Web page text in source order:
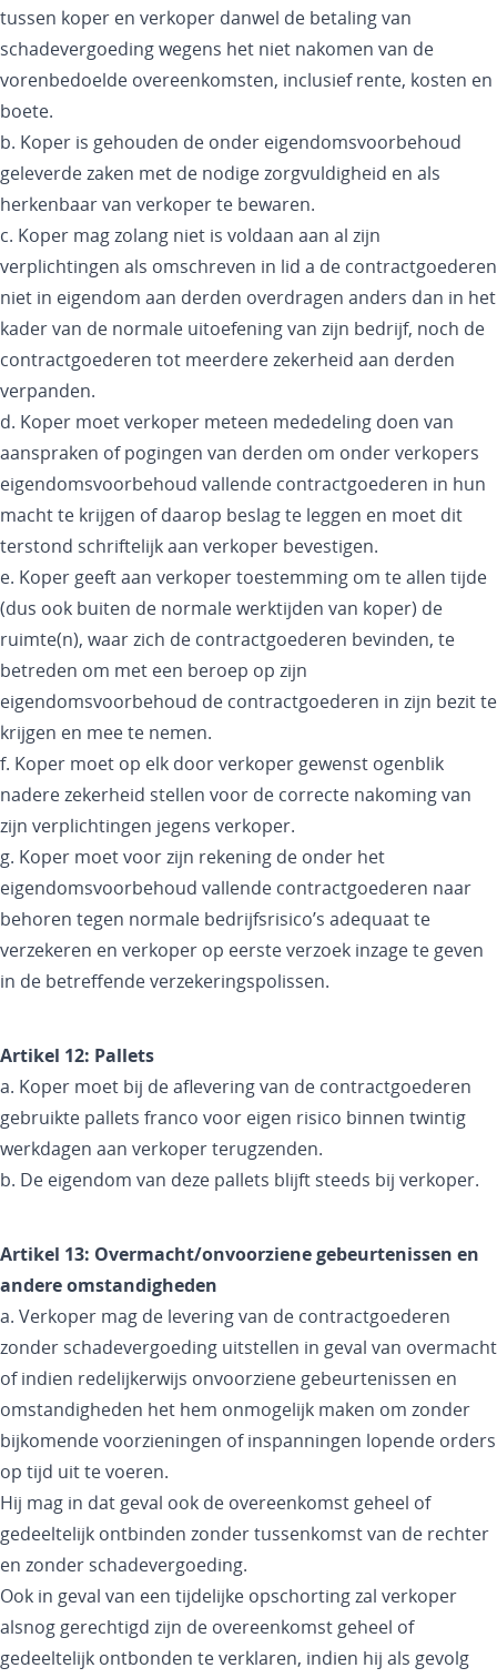
tussen koper en verkoper danwel de betaling van
schadevergoeding wegens het niet nakomen van de
vorenbedoelde overeenkomsten, inclusief rente, kosten en
boete.
b. Koper is gehouden de onder eigendomsvoorbehoud
geleverde zaken met de nodige zorgvuldigheid en als
herkenbaar van verkoper te bewaren.
c. Koper mag zolang niet is voldaan aan al zijn
verplichtingen als omschreven in lid a de contractgoederen
niet in eigendom aan derden overdragen anders dan in het
kader van de normale uitoefening van zijn bedrijf, noch de
contractgoederen tot meerdere zekerheid aan derden
verpanden.
d. Koper moet verkoper meteen mededeling doen van
aanspraken of pogingen van derden om onder verkopers
eigendomsvoorbehoud vallende contractgoederen in hun
macht te krijgen of daarop beslag te leggen en moet dit
terstond schriftelijk aan verkoper bevestigen.
e. Koper geeft aan verkoper toestemming om te allen tijde
(dus ook buiten de normale werktijden van koper) de
ruimte(n), waar zich de contractgoederen bevinden, te
betreden om met een beroep op zijn
eigendomsvoorbehoud de contractgoederen in zijn bezit te
krijgen en mee te nemen.
f. Koper moet op elk door verkoper gewenst ogenblik
nadere zekerheid stellen voor de correcte nakoming van
zijn verplichtingen jegens verkoper.
g. Koper moet voor zijn rekening de onder het
eigendomsvoorbehoud vallende contractgoederen naar
behoren tegen normale bedrijfsrisico’s adequaat te
verzekeren en verkoper op eerste verzoek inzage te geven
in de betreffende verzekeringspolissen.
Artikel 12: Pallets
a. Koper moet bij de aflevering van de contractgoederen
gebruikte pallets franco voor eigen risico binnen twintig
werkdagen aan verkoper terugzenden.
b. De eigendom van deze pallets blijft steeds bij verkoper.
Artikel 13: Overmacht/onvoorziene gebeurtenissen en
andere omstandigheden
a. Verkoper mag de levering van de contractgoederen
zonder schadevergoeding uitstellen in geval van overmacht
of indien redelijkerwijs onvoorziene gebeurtenissen en
omstandigheden het hem onmogelijk maken om zonder
bijkomende voorzieningen of inspanningen lopende orders
op tijd uit te voeren.
Hij mag in dat geval ook de overeenkomst geheel of
gedeeltelijk ontbinden zonder tussenkomst van de rechter
en zonder schadevergoeding.
Ook in geval van een tijdelijke opschorting zal verkoper
alsnog gerechtigd zijn de overeenkomst geheel of
gedeeltelijk ontbonden te verklaren, indien hij als gevolg